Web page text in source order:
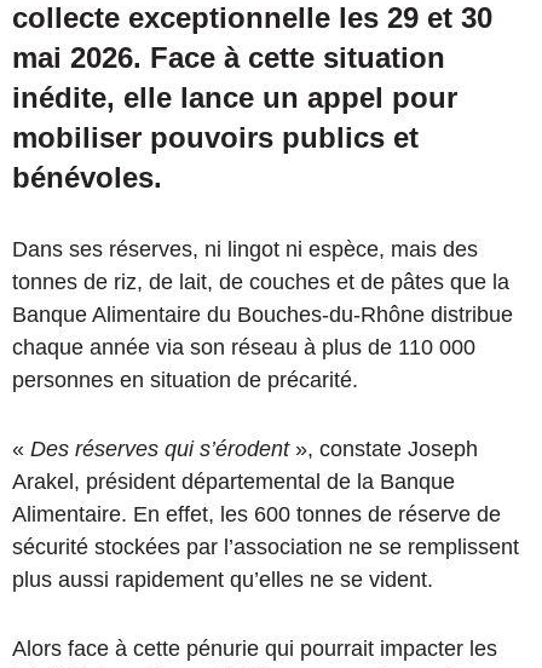
collecte exceptionnelle les 29 et 30
mai 2026. Face à cette situation
inédite, elle lance un appel pour
mobiliser pouvoirs publics et
bénévoles.
Dans ses réserves, ni lingot ni espèce, mais des
tonnes de riz, de lait, de couches et de pâtes que la
Banque Alimentaire du Bouches-du-Rhône distribue
chaque année via son réseau à plus de 110 000
personnes en situation de précarité.
« Des réserves qui s’érodent », constate Joseph
Arakel, président départemental de la Banque
Alimentaire. En effet, les 600 tonnes de réserve de
sécurité stockées par l’association ne se remplissent
plus aussi rapidement qu’elles ne se vident.
Alors face à cette pénurie qui pourrait impacter les